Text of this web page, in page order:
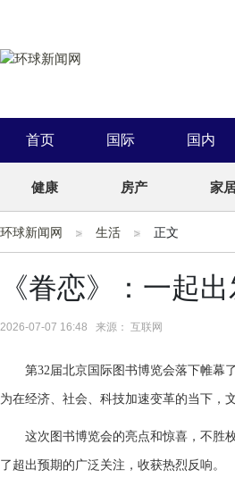
首页 国际 国内
健康 房产 家
环球新闻网 生活 正文
《眷恋》：一起
2026-07-07 16:48 来源： 互联网
第32届北京国际图书博览会落下帷幕
为在经济、社会、科技加速变革的当下，
这次图书博览会的亮点和惊喜，不胜
了超出预期的广泛关注，收获热烈反响。